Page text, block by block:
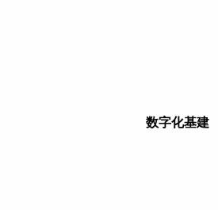
数字化基建